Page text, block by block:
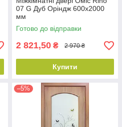
07 G Дуб Оріндж 600х2000
мм
Готово до відправки
2 821,50 ₴ 2 970 ₴
Купити
–5%